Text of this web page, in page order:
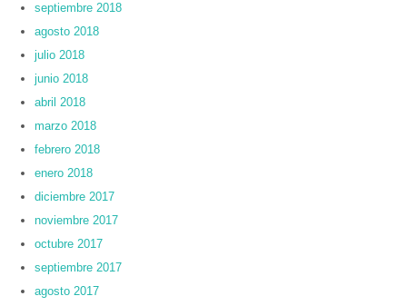
septiembre 2018
agosto 2018
julio 2018
junio 2018
abril 2018
marzo 2018
febrero 2018
enero 2018
diciembre 2017
noviembre 2017
octubre 2017
septiembre 2017
agosto 2017